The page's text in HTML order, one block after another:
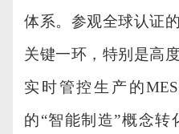
体系。参观全球认证
关键一环，特别是高
实时管控生产的
的“智能制造”概念转